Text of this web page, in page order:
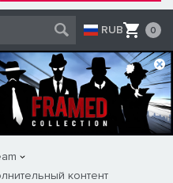
RUB 0
контент